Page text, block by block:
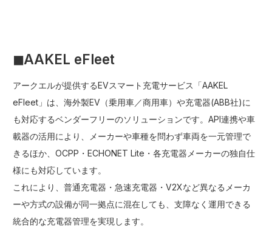
◼︎AAKEL eFleet
アークエルが提供するEVスマート充電サービス「AAKEL
eFleet」は、海外製EV（乗用車／商用車）や充電器(ABB社)に
も対応するベンダーフリーのソリューションです。API連携や車
載器の活用により、メーカーや車種を問わず車両を一元管理で
きるほか、OCPP・ECHONET Lite・各充電器メーカーの独自仕
様にも対応しています。
これにより、普通充電器・急速充電器・V2Xなど異なるメーカ
ーや方式の設備が同一拠点に混在しても、支障なく運用できる
統合的な充電器管理を実現します。